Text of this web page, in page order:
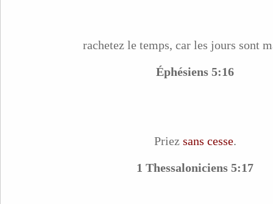
rachetez le temps, car les jours sont
Éphésiens 5:16
Priez sans cesse.
1 Thessaloniciens 5:17